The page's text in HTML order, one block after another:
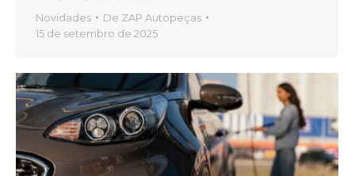
Novidades De ZAP Autopeças
15 de setembro de 2025